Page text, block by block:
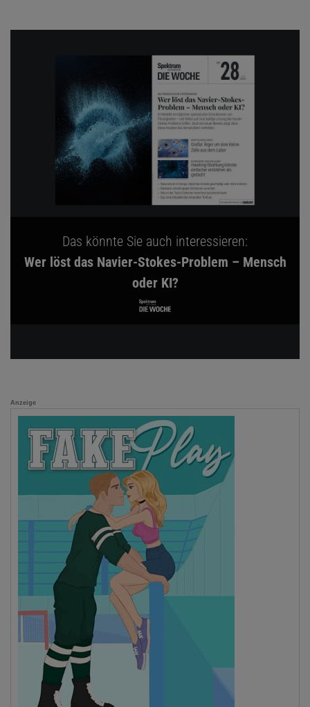
Das könnte Sie auch interessieren:
Wer löst das Navier-Stokes-Problem – Mensch
oder KI?
Anzeige